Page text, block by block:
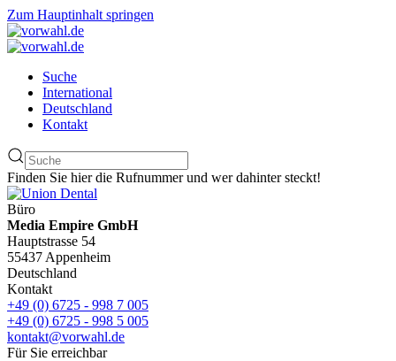
Zum Hauptinhalt springen
Suche
International
Deutschland
Kontakt
Finden Sie hier die Rufnummer und wer dahinter steckt!
Büro
Media Empire GmbH
Hauptstrasse 54
55437 Appenheim
Deutschland
Kontakt
+49 (0) 6725 - 998 7 005
+49 (0) 6725 - 998 5 005
kontakt@vorwahl.de
Für Sie erreichbar